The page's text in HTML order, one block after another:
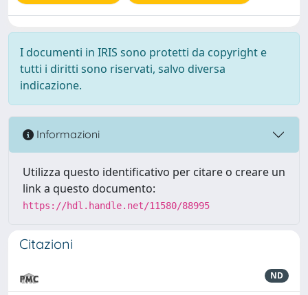
I documenti in IRIS sono protetti da copyright e
tutti i diritti sono riservati, salvo diversa
indicazione.
Informazioni
Utilizza questo identificativo per citare o creare un
link a questo documento:
https://hdl.handle.net/11580/88995
Citazioni
ND